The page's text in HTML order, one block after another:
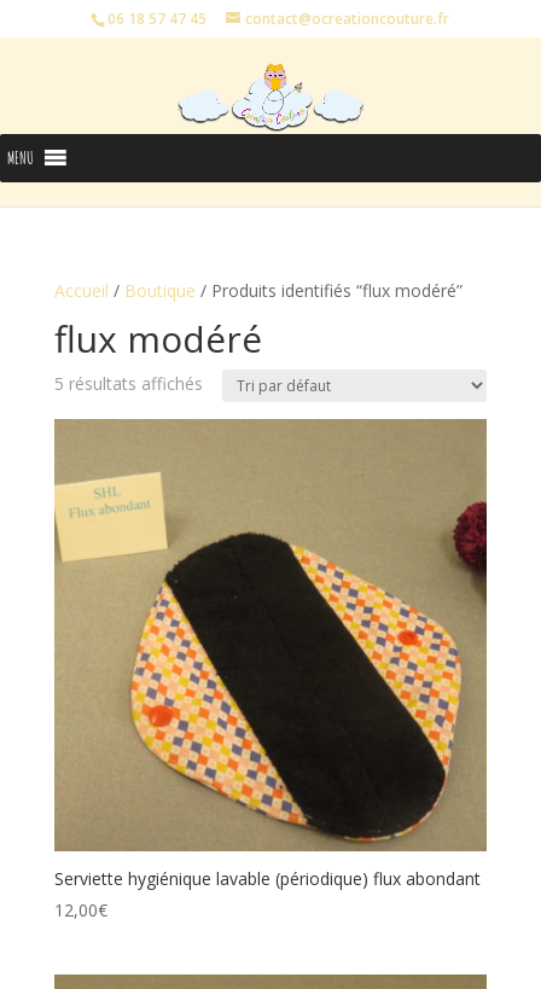
06 18 57 47 45 contact@ocreationcouture.fr
MENU
Accueil / Boutique / Produits identifiés “flux modéré”
flux modéré
5 résultats affichés
Serviette hygiénique lavable (périodique) flux abondant
12,00€